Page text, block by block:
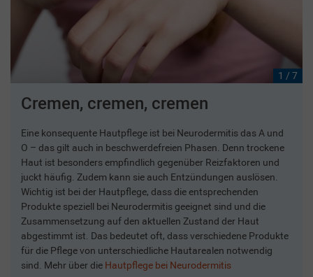
1 / 7
Cremen, cremen, cremen
Eine konsequente Hautpflege ist bei Neurodermitis das A und
O – das gilt auch in beschwerdefreien Phasen. Denn trockene
Haut ist besonders empfindlich gegenüber Reizfaktoren und
juckt häufig. Zudem kann sie auch Entzündungen auslösen.
Wichtig ist bei der Hautpflege, dass die entsprechenden
Produkte speziell bei Neurodermitis geeignet sind und die
Zusammensetzung auf den aktuellen Zustand der Haut
abgestimmt ist. Das bedeutet oft, dass verschiedene Produkte
für die Pflege von unterschiedliche Hautarealen notwendig
sind. Mehr über die Hautpflege bei Neurodermitis